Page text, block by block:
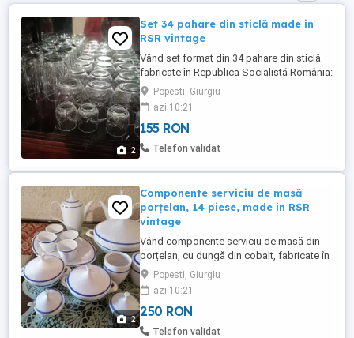
2
Set 34 pahare din sticlă made in
RSR vintage
Vând set format din 34 pahare din sticlă
fabricate în Republica Socialistă România:
- 12 pahare înalte pentru apă, suc sau
bere; - 12 pahare pentru vin; - 10 pahare
pentru tărie. Poza este reală. PREȚUL
ESTE FIX. DECI ESTE ȘI PRIMUL ȘI
ULTIMUL ȘI CARE VRETI VOI. NU VENIȚI
Popesti, Giurgiu
azi 10:21
155 RON
Telefon validat
2
Componente serviciu de masă
porțelan, 14 piese, made in RSR
vintage
Vând componente serviciu de masă din
porțelan, cu dungă din cobalt, fabricate în
Republica Socialistă România - 14 piese: -
2 ceainice (9 cm diametru, 26 cm înălțime);
- 1 platou oval mare (40 cm lungime, 27
cm lățime); - 1 supieră (22 cm diametru, 24
cm înălțime); - 2 sosiere mari (13 cm
Popesti, Giurgiu
azi 10:21
250 RON
Telefon validat